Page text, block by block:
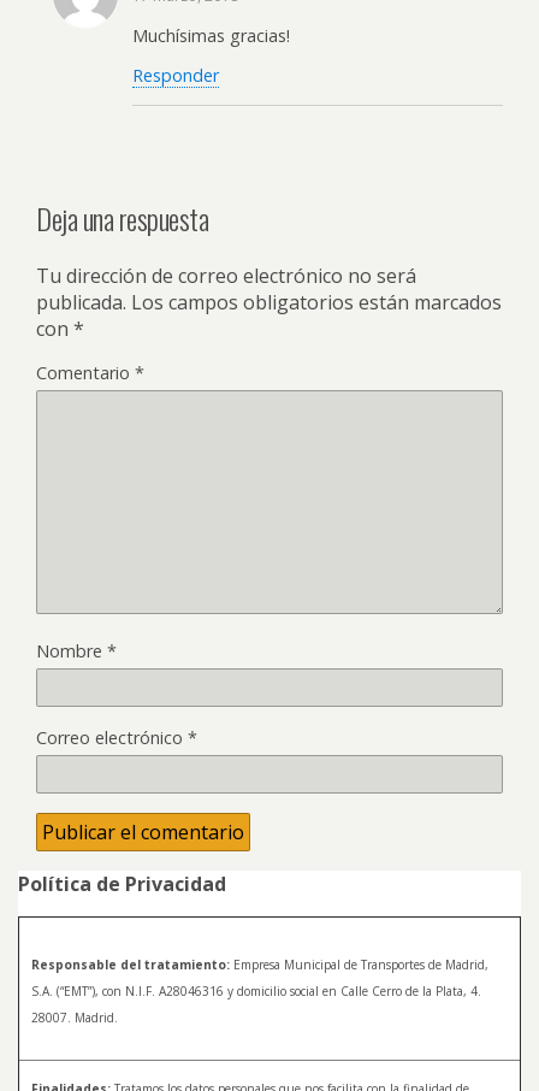
Muchísimas gracias!
Responder
Deja una respuesta
Tu dirección de correo electrónico no será
publicada. Los campos obligatorios están marcados
con *
Comentario *
Nombre *
Correo electrónico *
Política de Privacidad
Responsable del tratamiento: Empresa Municipal de Transportes de Madrid,
S.A. (“EMT”), con N.I.F. A28046316 y domicilio social en Calle Cerro de la Plata, 4.
28007. Madrid.